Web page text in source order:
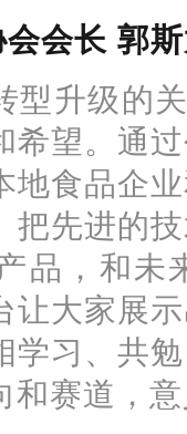
会长 郭
型升级的
希望。通
地食品企
把先进的
品，和未
让大家展
学习、共
和赛道，